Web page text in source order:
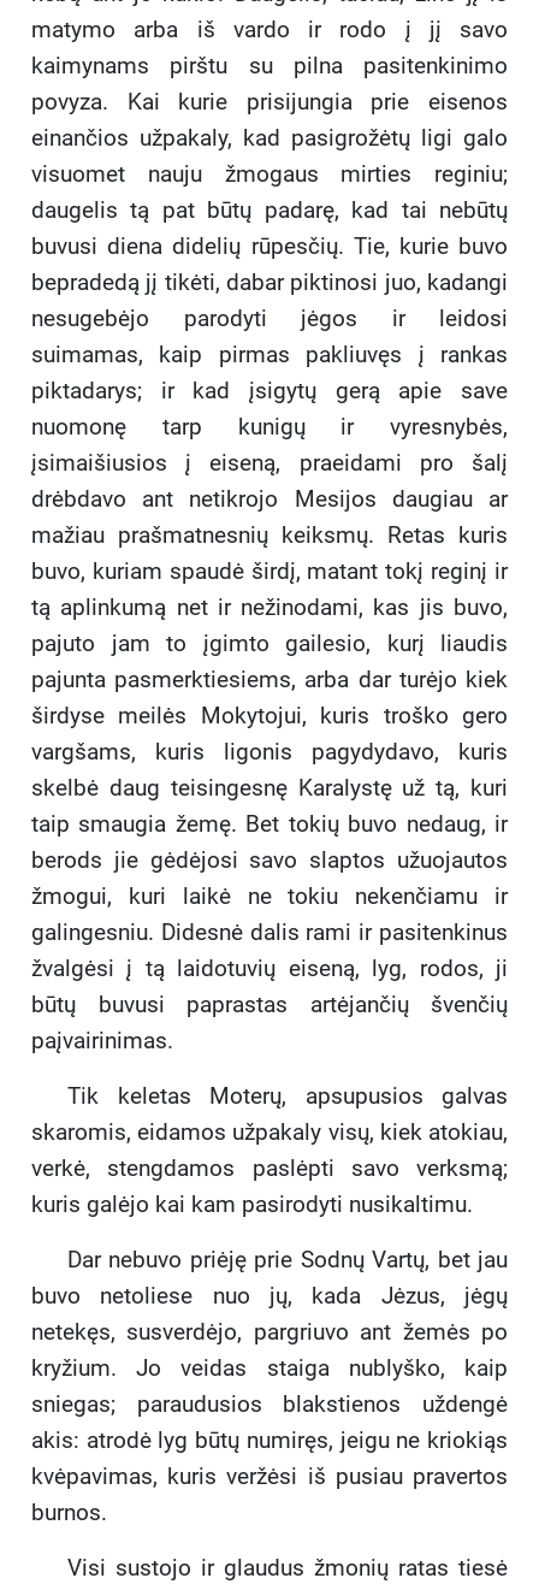
matymo arba iš vardo ir rodo į jį savo
kaimynams pirštu su pilna pasitenkinimo
povyza. Kai kurie prisijungia prie eisenos
einančios užpakaly, kad pasigrožėtų ligi galo
visuomet nauju žmogaus mirties reginiu;
daugelis tą pat būtų padarę, kad tai nebūtų
buvusi diena didelių rūpesčių. Tie, kurie buvo
bepradedą jį tikėti, dabar piktinosi juo, kadangi
nesugebėjo parodyti jėgos ir leidosi
suimamas, kaip pirmas pakliuvęs į rankas
piktadarys; ir kad įsigytų gerą apie save
nuomonę tarp kunigų ir vyresnybės,
įsimaišiusios į eiseną, praeidami pro šalį
drėbdavo ant netikrojo Mesijos daugiau ar
mažiau prašmatnesnių keiksmų. Retas kuris
buvo, kuriam spaudė širdį, matant tokį reginį ir
tą aplinkumą net ir nežinodami, kas jis buvo,
pajuto jam to įgimto gailesio, kurį liaudis
pajunta pasmerktiesiems, arba dar turėjo kiek
širdyse meilės Mokytojui, kuris troško gero
vargšams, kuris ligonis pagydydavo, kuris
skelbė daug teisingesnę Karalystę už tą, kuri
taip smaugia žemę. Bet tokių buvo nedaug, ir
berods jie gėdėjosi savo slaptos užuojautos
žmogui, kuri laikė ne tokiu nekenčiamu ir
galingesniu. Didesnė dalis rami ir pasitenkinus
žvalgėsi į tą laidotuvių eiseną, lyg, rodos, ji
būtų buvusi paprastas artėjančių švenčių
paįvairinimas.
Tik keletas Moterų, apsupusios galvas
skaromis, eidamos užpakaly visų, kiek atokiau,
verkė, stengdamos paslėpti savo verksmą;
kuris galėjo kai kam pasirodyti nusikaltimu.
Dar nebuvo priėję prie Sodnų Vartų, bet jau
buvo netoliese nuo jų, kada Jėzus, jėgų
netekęs, susverdėjo, pargriuvo ant žemės po
kryžium. Jo veidas staiga nublyško, kaip
sniegas; paraudusios blakstienos uždengė
akis: atrodė lyg būtų numiręs, jeigu ne kriokiąs
kvėpavimas, kuris veržėsi iš pusiau pravertos
burnos.
Visi sustojo ir glaudus žmonių ratas tiesė